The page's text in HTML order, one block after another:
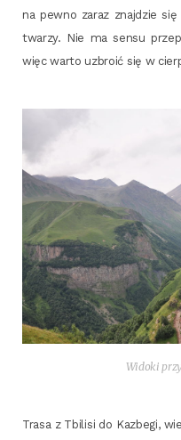
na pew­no zaraz znaj­dzie
twa­rzy. Nie ma sen­su
więc war­to uzbro­ić się w
Wido­ki
Tra­sa z Tbi­li­si do Kazbe­gi,